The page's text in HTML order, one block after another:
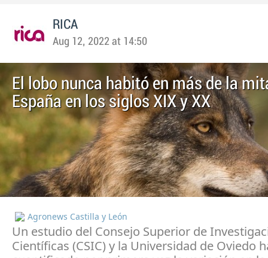
RICA
Aug 12, 2022 at 14:50
El lobo nunca habitó en más de la
España en los siglos XIX y XX
Agronews Castilla y León
Un estudio del Consejo Superior de
Científicas (CSIC) y la Universidad de Oviedo